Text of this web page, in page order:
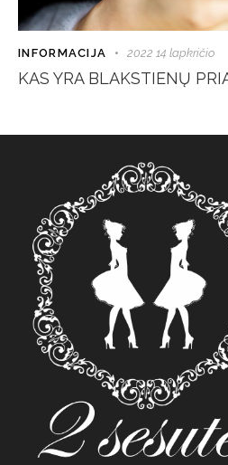
INFORMACIJA 2022 14 lapkričio
KAS YRA BLAKSTIENŲ